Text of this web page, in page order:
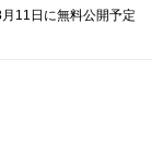
11日 に無料公開予定